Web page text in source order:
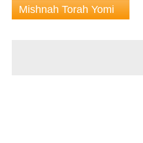
Mishnah Torah Yomi